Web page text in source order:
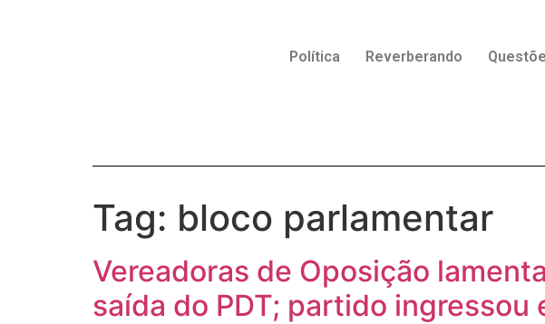
Política Reverberando
Tag: bloco parlamentar
Vereadoras de Oposição
saída do PDT; partido